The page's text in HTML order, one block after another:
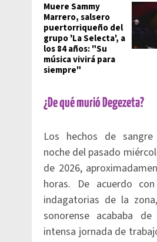
Muere Sammy
Marrero, salsero
puertorriqueño del
grupo 'La Selecta', a
los 84 años: "Su
música vivirá para
siempre"
¿De qué murió Degezeta?
Los hechos de
noche del pasado
de 2026,
horas. De acuerdo
indagatorias de la
sonorense acababa
intensa jornada de